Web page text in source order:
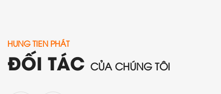
HUNG TIEN PHÁT
ĐỐI TÁC CỦA CHÚNG TÔI